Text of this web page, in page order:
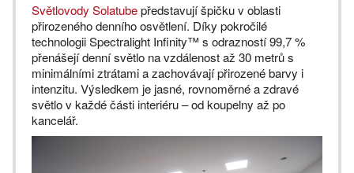
Světlovody Solatubepředstavují špičku v oblasti
přirozeného denního osvětlení. Díky pokročilé
technologii Spectralight Infinity™ s odrazností 99,7 %
přenášejí denní světlo na vzdálenost až 30 metrů s
minimálními ztrátami a zachovávají přirozené barvy i
intenzitu. Výsledkem je jasné, rovnoměrné a zdravé
světlo v každé části interiéru – od koupelny až po
kancelář.